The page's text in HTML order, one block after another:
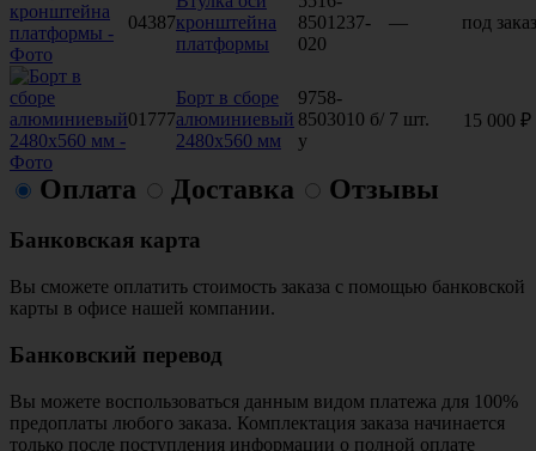
04387кронштейна
платформы
8501237-
020
— под заказ
01777
Борт в сборе
алюминиевый
2480х560 мм
9758-
8503010 б/
у
7 шт. 15 000 ₽
Оплата Доставка Отзывы
Банковская карта
Вы сможете оплатить стоимость заказа с помощью банковской
карты в офисе нашей компании.
Банковский перевод
Вы можете воспользоваться данным видом платежа для 100%
предоплаты любого заказа. Комплектация заказа начинается
только после поступления информации о полной оплате